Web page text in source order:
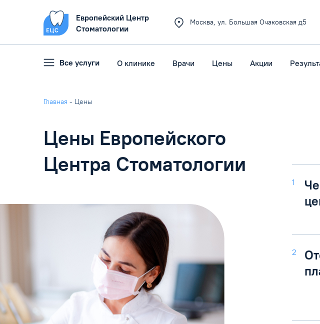
Европейский Центр
Стоматологии
Все услуги О клинике Врачи Цены Акции
Москва, ул. Большая Очаковская д5
Главная - Цены
Цены Европейского
Центра Стоматологии
1
2